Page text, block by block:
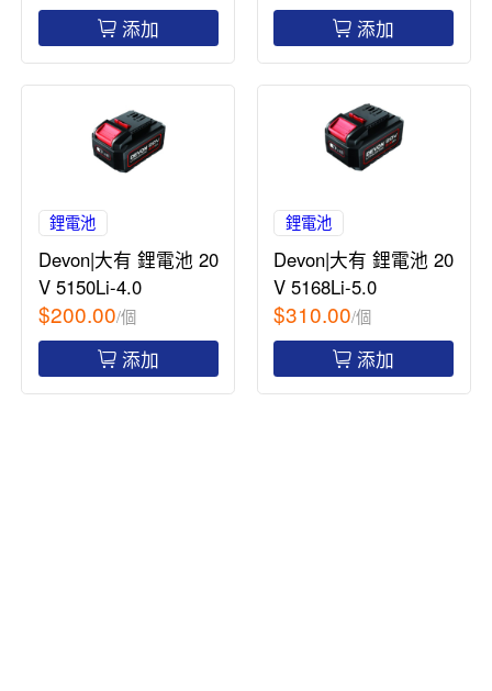
添加 添加
鋰電池
Devon|大有 鋰電池 20
V 5150Li-4.0
$200.00/個
添加
鋰電池
Devon|大有 鋰電池 20
V 5168Li-5.0
$310.00/個
添加